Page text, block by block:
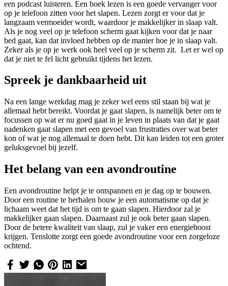
een podcast luisteren. Een boek lezen is een goede vervanger voor
op je telefoon zitten voor het slapen. Lezen zorgt er voor dat je
langzaam vermoeider wordt, waardoor je makkelijker in slaap valt.
Als je nog veel op je telefoon scherm gaat kijken voor dat je naar
bed gaat, kan dat invloed hebben op de manier hoe je in slaap valt.
Zeker als je op je werk ook heel veel op je scherm zit. Let er wel op
dat je niet te fel licht gebruikt tijdens het lezen.
Spreek je dankbaarheid uit
Na een lange werkdag mag je zeker wel eens stil staan bij wat je
allemaal hebt bereikt. Voordat je gaat slapen, is namelijk beter om te
focussen op wat er nu goed gaat in je leven in plaats van dat je gaat
nadenken gaat slapen met een gevoel van frustraties over wat beter
kon of wat je nog allemaal te doen hebt. Dit kan leiden tot een groter
geluksgevoel bij jezelf.
Het belang van een avondroutine
Een avondroutine helpt je te ontspannen en je dag op te bouwen.
Door een routine te herhalen bouw je een automatisme op dat je
lichaam weet dat het tijd is om te gaan slapen. Hierdoor zal je
makkelijker gaan slapen. Daarnaast zul je ook beter gaan slapen.
Door de betere kwaliteit van slaap, zul je vaker een energieboost
krijgen. Tenslotte zorgt een goede avondroutine voor een zorgeloze
ochtend.